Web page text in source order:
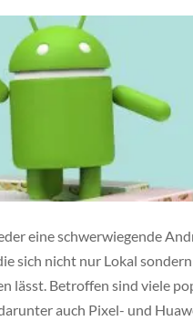
eine schwerwiegende
sich nicht nur Lokal
lässt. Betroffen sind viele
auch Pixel- und